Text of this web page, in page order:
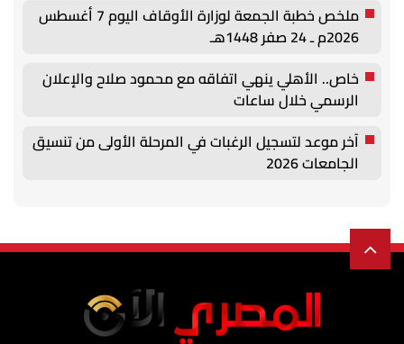
ملخص خطبة الجمعة لوزارة الأوقاف اليوم 7 أغسطس
2026م ـ 24 صفر 1448هـ
خاص.. الأهلي ينهي اتفاقه مع محمود صلاح والإعلان
الرسمي خلال ساعات
آخر موعد لتسجيل الرغبات في المرحلة الأولى من تنسيق
الجامعات 2026